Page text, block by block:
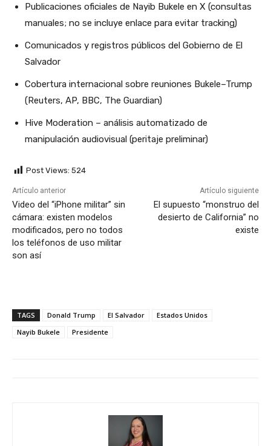
Publicaciones oficiales de Nayib Bukele en X (consultas
manuales; no se incluye enlace para evitar tracking)
Comunicados y registros públicos del Gobierno de El
Salvador
Cobertura internacional sobre reuniones Bukele–Trump
(Reuters, AP, BBC, The Guardian)
Hive Moderation – análisis automatizado de
manipulación audiovisual (peritaje preliminar)
Post Views: 524
Artículo anterior
Video del “iPhone militar” sin
cámara: existen modelos
modificados, pero no todos
los teléfonos de uso militar
son así
Artículo siguiente
El supuesto “monstruo del
desierto de California” no
existe
TAGS Donald Trump El Salvador
Estados Unidos
Nayib Bukele
Presidente